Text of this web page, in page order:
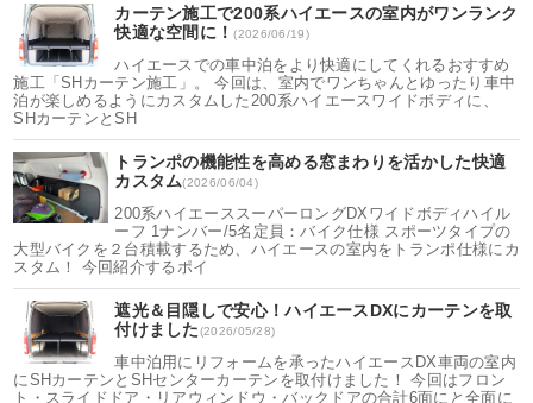
カーテン施工で200系ハイエースの室内がワンランク
快適な空間に！(2026/06/19)
ハイエースでの車中泊をより快適にしてくれるおすすめ
施工「SHカーテン施工」。 今回は、室内でワンちゃんとゆったり車中
泊が楽しめるようにカスタムした200系ハイエースワイドボディに、
SHカーテンとSH
トランポの機能性を高める窓まわりを活かした快適
カスタム(2026/06/04)
200系ハイエーススーパーロングDXワイドボディハイル
ーフ 1ナンバー/5名定員：バイク仕様 スポーツタイプの
大型バイクを２台積載するため、ハイエースの室内をトランポ仕様にカ
スタム！ 今回紹介するポイ
遮光＆目隠しで安心！ハイエースDXにカーテンを取
付けました(2026/05/28)
車中泊用にリフォームを承ったハイエースDX車両の室内
にSHカーテンとSHセンターカーテンを取付けました！ 今回はフロン
ト・スライドドア・リアウィンドウ・バックドアの合計6面にと全面に